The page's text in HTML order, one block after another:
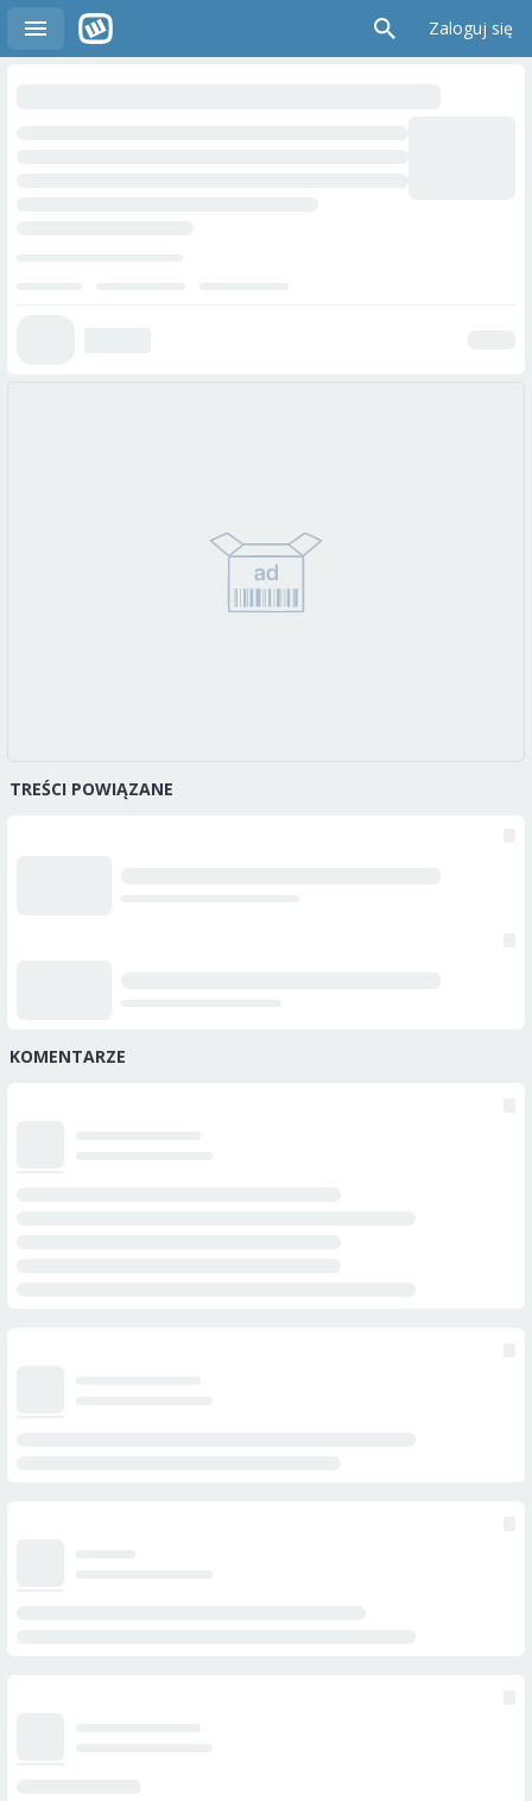
Zaloguj się
TREŚCI POWIĄZANE
KOMENTARZE